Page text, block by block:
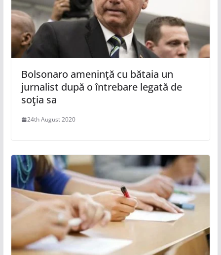
Bolsonaro ameninţă cu bătaia un
jurnalist după o întrebare legată de
soţia sa
24th August 2020